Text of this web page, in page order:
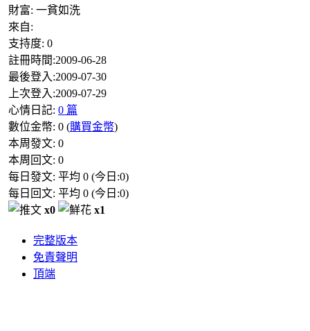
財富: 一貧如洗
來自:
支持度: 0
註冊時間:2009-06-28
最後登入:2009-07-30
上次登入:2009-07-29
心情日記: 0 篇
數位金幣: 0 (購買金幣)
本周發文: 0
本周回文: 0
每日發文: 平均 0 (今日:0)
每日回文: 平均 0 (今日:0)
x0
x1
完整版本
免責聲明
頂端